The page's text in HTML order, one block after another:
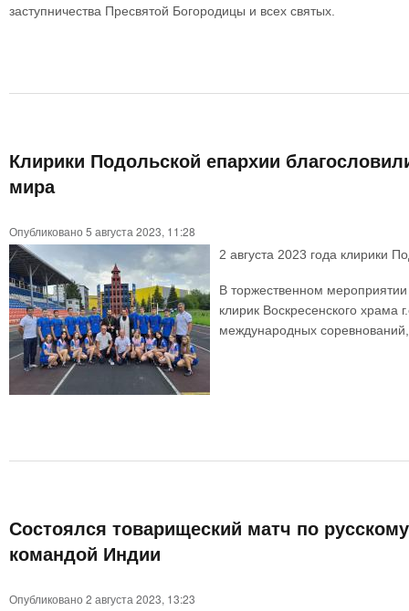
заступничества Пресвятой Богородицы и всех святых.
Клирики Подольской епархии
мира
Опубликовано 5 августа 2023, 11:28
2 августа 2023 года клирики
В торжественном
клирик Воскресенского
международных
Состоялся товарищеский матч по
командой Индии
Опубликовано 2 августа 2023, 13:23